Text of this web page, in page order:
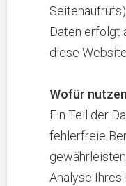
Daten erfolgt
diese
Wofür
Ein Teil der
fehlerfreie
Analyse